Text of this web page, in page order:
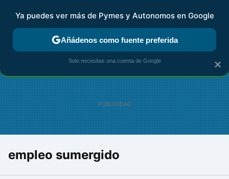
FISCALIDAD Y CONTABILIDAD KIT DIGITAL RENTA
empleo sumergido
×
Ya puedes ver más de Pymes y Autonomos en Google
Añádenos como fuente preferida
Solo necesitas una cuenta de Google